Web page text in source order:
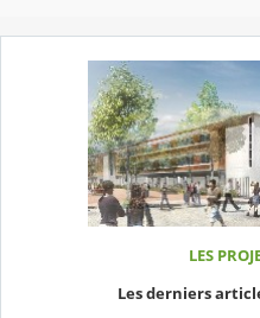
LES
Les derniers